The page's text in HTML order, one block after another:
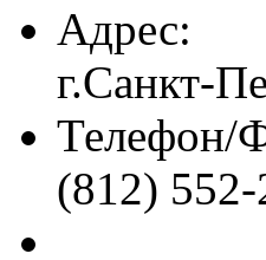
Адрес:
г.Санкт-
Телефон/
(812)